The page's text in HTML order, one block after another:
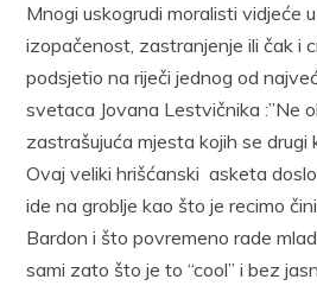
Mnogi uskogrudi moralisti vidjeće
izopačenost, zastranjenje ili čak i
podsjetio na riječi jednog od
svetaca Jovana Lestvičnika :”Ne
zastrašujuća mjesta kojih se drugi
Ovaj veliki hrišćanski asketa
ide na groblje kao što je recimo
Bardon i što povremeno rade
sami zato što je to “cool” i bez